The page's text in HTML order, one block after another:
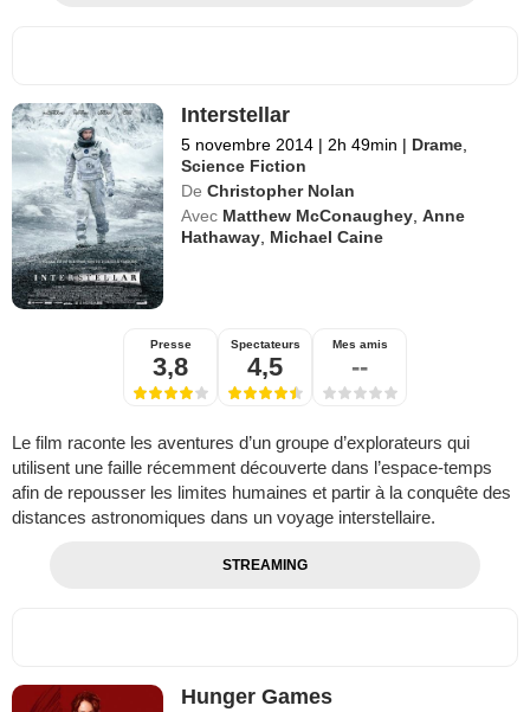
Interstellar
5 novembre 2014 | 2h 49min | Drame
Science Fiction
De Christopher Nolan
Avec Matthew McConaughey ,Anne
Hathaway Michael Caine
Presse
3,8
Spectateurs
4,5
Mes amis
--
Le film raconte les aventures d’un groupe d’explorateurs qui
utilisent une faille récemment découverte dans l’espace-temps
afin de repousser les limites humaines et partir à la conquête des
distances astronomiques dans un voyage interstellaire.
STREAMING
Hunger Games